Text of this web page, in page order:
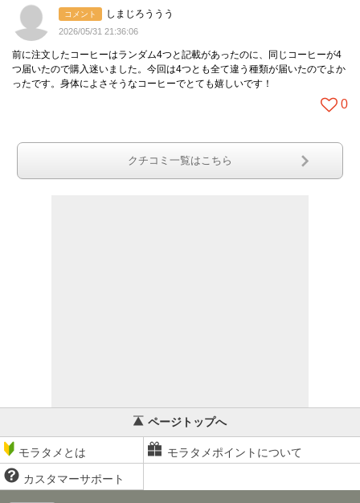
コメント しまじろううう
2026/05/31 21:36:06
前に注文したコーヒーはランダム4つと記載があったのに、同じコーヒーが4
つ届いたので購入迷いました。今回は4つとも全て違う種類が届いたのでよか
ったです。身体によさそうなコーヒーでとても嬉しいです！
0
クチコミ一覧はこちら
ページトップへ
モラタメとは モラタメポイントについて
カスタマーサポート